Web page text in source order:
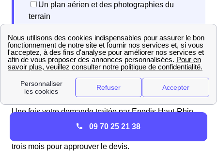
Un plan aérien et des photographies du
terrain
de Schweighouse-Thann (extrait du cadastre
disponible en ligne)
Une autorisation d’urbanisme
Une fois votre demande traitée par Enedis Haut-Rhin,
vous recevrez un devis détaillé et un planning
trois mois pour approuver le devis.
09 70 25 21 38